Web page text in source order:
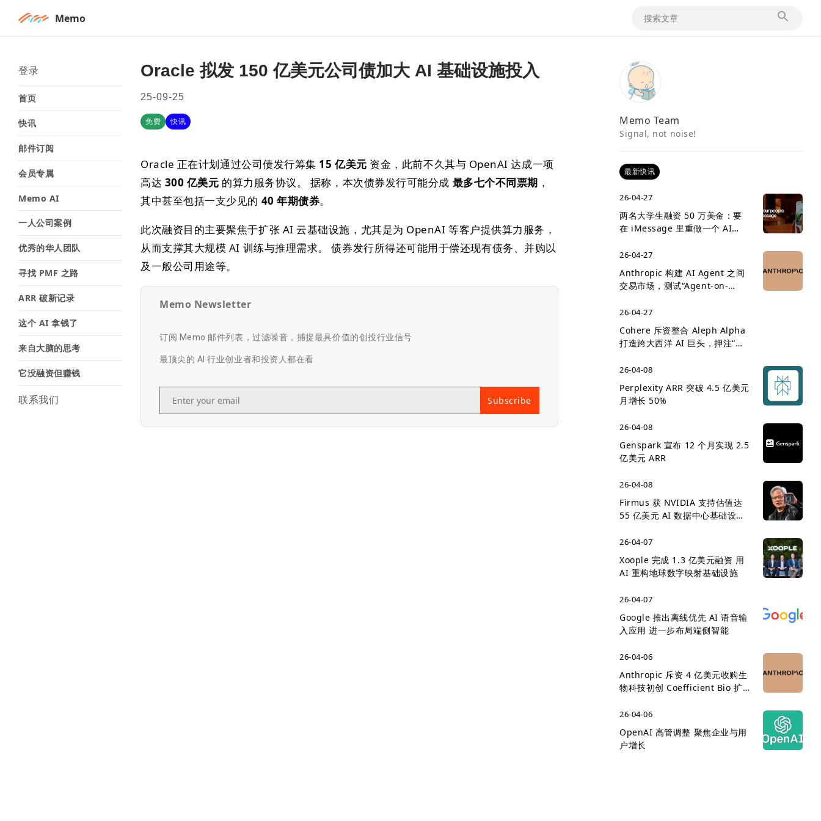
Memo
登录
首页
快讯
邮件订阅
会员专属
Memo AI
一人公司案例
优秀的华人团队
寻找 PMF 之路
ARR 破新记录
这个 AI 拿钱了
来自大脑的思考
它没融资但赚钱
联系我们
Oracle 拟发 150 亿美元公司债加大 AI 基础设施投入
25-09-25
免费 快讯
Oracle 正在计划通过公司债发行筹集 15 亿美元 资金，此前不久其与 OpenAI 达成一项
高达 300 亿美元 的算力服务协议。 据称，本次债券发行可能分成 最多七个不同票期 ，
其中甚至包括一支少见的 40 年期债券。
此次融资目的主要聚焦于扩张 AI 云基础设施，尤其是为 OpenAI 等客户提供算力服务，
从而支撑其大规模 AI 训练与推理需求。 债券发行所得还可能用于偿还现有债务、并购以
及一般公司用途等。
Memo Newsletter
订阅 Memo 邮件列表，过滤噪音，捕捉最具价值的创投行业信号
最顶尖的 AI 行业创业者和投资人都在看
Subscribe
Memo Team
Signal, not noise!
最新快讯
26-04-27
两名大学生融资 50 万美金：要
在 iMessage 里重做一个 AI
26-04-27
Anthropic 构建 AI Agent 之间
交易市场，测试“Agent-on-
26-04-27
Cohere 斥资整合 Aleph Alpha
打造跨大西洋 AI 巨头，押注“主
26-04-08
Perplexity ARR 突破 4.5 亿美元
月增长 50%
26-04-08
Genspark 宣布 12 个月实现 2.5
亿美元 ARR
26-04-08
Firmus 获 NVIDIA 支持估值达
55 亿美元 AI 数据中心基础设施
26-04-07
Xoople 完成 1.3 亿美元融资 用
AI 重构地球数字映射基础设施
26-04-07
Google 推出离线优先 AI 语音输
入应用 进一步布局端侧智能
26-04-06
Anthropic 斥资 4 亿美元收购生
物科技初创 Coefficient Bio 扩
26-04-06
OpenAI 高管调整 聚焦企业与用
户增长